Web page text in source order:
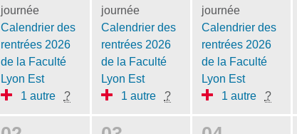
journée
Calendrier des
rentrées 2026
de la Faculté
Lyon Est
1 autre
?
journée
Calendrier des
rentrées 2026
de la Faculté
Lyon Est
1 autre
?
journée
Calendrier des
rentrées 2026
de la Faculté
Lyon Est
1 autre
?